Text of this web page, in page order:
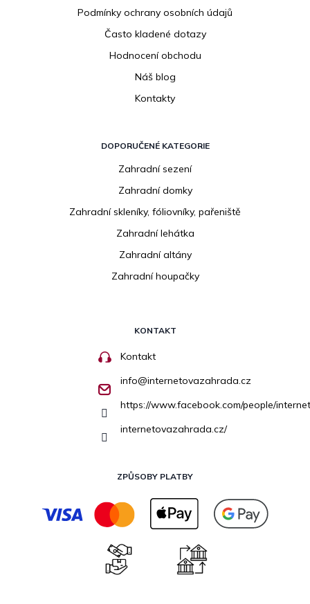
Podmínky ochrany osobních údajů
Často kladené dotazy
Hodnocení obchodu
Náš blog
Kontakty
DOPORUČENÉ KATEGORIE
Zahradní sezení
Zahradní domky
Zahradní skleníky, fóliovníky, pařeniště
Zahradní lehátka
Zahradní altány
Zahradní houpačky
KONTAKT
Kontakt
info@internetovazahrada.cz
https://www.facebook.com/people/
internetovazahrada.cz/
ZPŮSOBY PLATBY